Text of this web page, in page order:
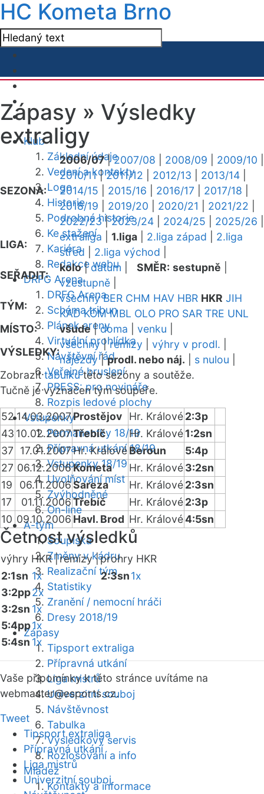
HC Kometa Brno
Klub
Základní údaje
Vedení a kontakty
Logo
Historie
Podrobná historie
Ke stažení
Kariéra
Redakce webu
DRFG Arena
DRFG Arena
Schéma tribun
Plánek areny
Virtuální prohlídka
Návštěvní řád
Veřejné bruslení
PRESS: pro novináře
Rozpis ledové plochy
Vstupenky
Permanentky 18/19
Přípravná utkání 18/19
Vstupenky 18/19
Uvolňování míst
Zvýhodněné
On-line
A-tým
Soupiska
Změny v kádru
Realizační tým
Statistiky
Zranění / nemocní hráči
Dresy 2018/19
Zápasy
Tipsport extraliga
Přípravná utkání
Liga mistrů
Univerzitní souboj
Návštěvnost
Tabulka
Výsledkový servis
Rozlosování a info
Mládež
Kontakty a informace
Zápasy » Výsledky
extraligy
SEZONA:
2006/07|2007/08 2008/09 2009/10
2010/11|2011/12 2012/13 2013/14
2014/15
2015/16 2016/17 2017/18
2018/19
2019/20 2020/21 2021/22
2022/23|2023/24 2024/25 2025/26
LIGA:
extraliga 1.liga 2.liga západ
2.liga
střed
2.liga východ
SEŘADIT:
kolo|datum SMĚR: sestupně
vzestupně
TÝM:
všechny BER CHM HAV HBR HKR JIH
KAD KOM MBL OLO PRO SAR TRE UNL
MÍSTO:
všude|doma venku
VÝSLEDKY:
všechny|remízy výhry v prodl.
nájezdy|prodl. nebo náj. s nulou
Zobrazittabulkutéto sezóny a soutěže.
Tučně je vyznačen tým soupeře.
52 14.03.2007Prostějov Hr. Králové2:3p
43 10.02.2007Třebíč Hr. Králové1:2sn
37
17.01.2007Hr. KrálovéBeroun
5:4p
27 06.12.2006Kometa Hr. Králové3:2sn
19
06.11.2006Sareza Hr. Králové2:3sn
17
01.11.2006Třebíč Hr. Králové2:3p
10 09.10.2006 Havl. Brod Hr. Králové4:5sn
Četnost výsledků
výhry HKR |remízy |prohry HKR
2:1sn 1x
3:2pp2x
3:2sn 1x
5:4pp1x
5:4sn 1x
2:3sn1x
Vaše připomínky k této stránce uvítáme na
webmaster@esports.cz.
Tweet
Tipsport extraliga
Přípravná utkání
Liga mistrů
Univerzitní souboj